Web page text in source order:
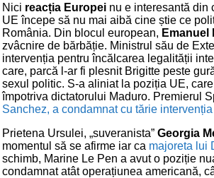
Nici reacția Europei nu e interesantă din
UE începe să nu mai aibă cine știe ce
România. Din blocul european, Emanuel
zvâcnire de bărbăție. Ministrul său de
intervenția pentru încălcarea legalității
care, parcă l-ar fi plesnit Brigitte peste
sexul politic. S-a aliniat la poziția UE,
împotriva dictatorului Maduro. Premierul
Sanchez, a condamnat cu tărie
Prietena Ursulei, „suveranista” Georgia
momentul să se afirme iar ca majoreta lui
schimb, Marine Le Pen a avut o poziție
condamnat atât operațiunea americană,